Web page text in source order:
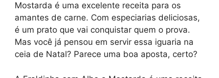
Mostarda é uma excelente receita para os
amantes de carne. Com especiarias deliciosas,
é um prato que vai conquistar quem o prova.
Mas você já pensou em servir essa iguaria na
ceia de Natal? Parece uma boa aposta, certo?